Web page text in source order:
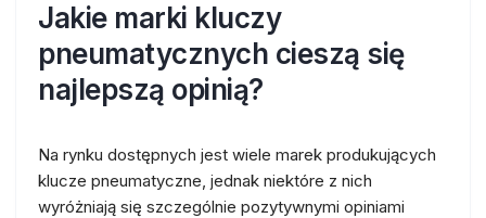
Jakie marki kluczy
pneumatycznych cieszą się
najlepszą opinią?
Na rynku dostępnych jest wiele marek produkujących
klucze pneumatyczne, jednak niektóre z nich
wyróżniają się szczególnie pozytywnymi opiniami